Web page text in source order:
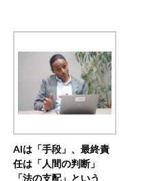
AIは「手段」、最終責
任は「人間の判断」
「法の支配」という